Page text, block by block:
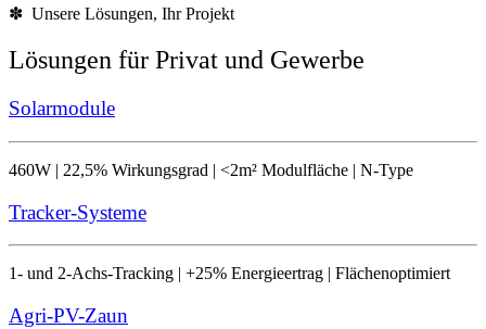
✽ Unsere Lösungen, Ihr Projekt
Lösungen für Privat und Gewerbe
Solarmodule
460W | 22,5% Wirkungsgrad | <2m² Modulfläche | N-Type
Tracker-Systeme
1- und 2-Achs-Tracking | +25% Energieertrag | Flächenoptimiert
Agri-PV-Zaun